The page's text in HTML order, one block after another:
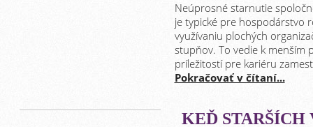
Neúprosné starnutie
je typické pre hospodárstvo
využívaniu plochých
stupňov. To vedie k menším
príležitostí pre kariéru
Pokračovať v čítaní...
KEĎ STARŠÍCH